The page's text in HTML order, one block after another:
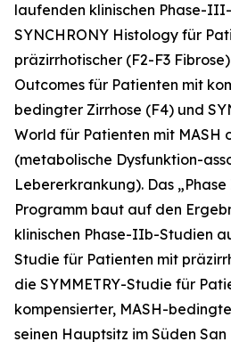
laufenden klinischen Phase-
SYNCHRONY Histology für
präzirrhotischer (F2-F3
Outcomes für Patienten mit
bedingter Zirrhose (F4) und
World für Patienten mit MASH
(metabolische Dysfunktion-
Lebererkrankung). Das
Programm baut auf den
klinischen Phase-IIb-Studien
Studie für Patienten mit
die SYMMETRY-Studie für
kompensierter, MASH-
seinen Hauptsitz im Süden San